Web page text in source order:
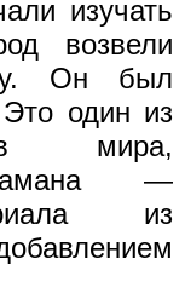
изучать
возвели
Он был
один из
мира,
—
из